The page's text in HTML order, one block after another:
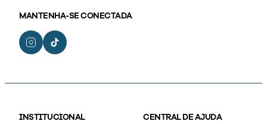
MANTENHA-SE CONECTADA
INSTITUCIONAL CENTRAL DE AJUDA